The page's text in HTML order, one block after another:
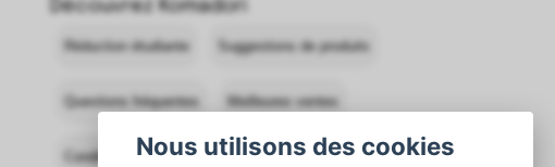
Découvrez Komadori
Réduction étudiante Suggestions de produits
Questions fréquentes Meilleures ventes
Conditions générales de vente Contacter Komadori
Nous utilisons des cookies